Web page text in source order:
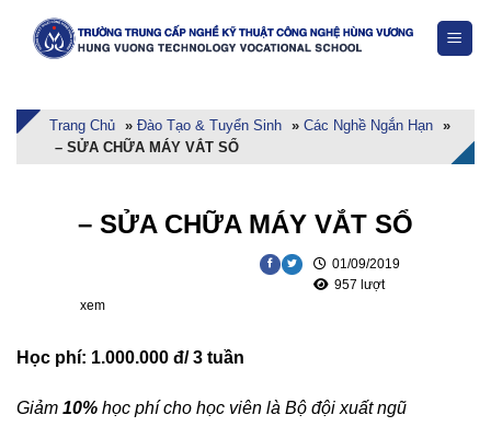
Trang Chủ » Đào Tạo & Tuyển Sinh » Các Nghề Ngắn Hạn »
– SỬA CHỮA MÁY VẮT SỔ
– SỬA CHỮA MÁY VẮT SỔ
01/09/2019
957 lượt
xem
Học phí: 1.000.000 đ/ 3 tuần
Giảm 10% học phí cho học viên là Bộ đội xuất ngũ